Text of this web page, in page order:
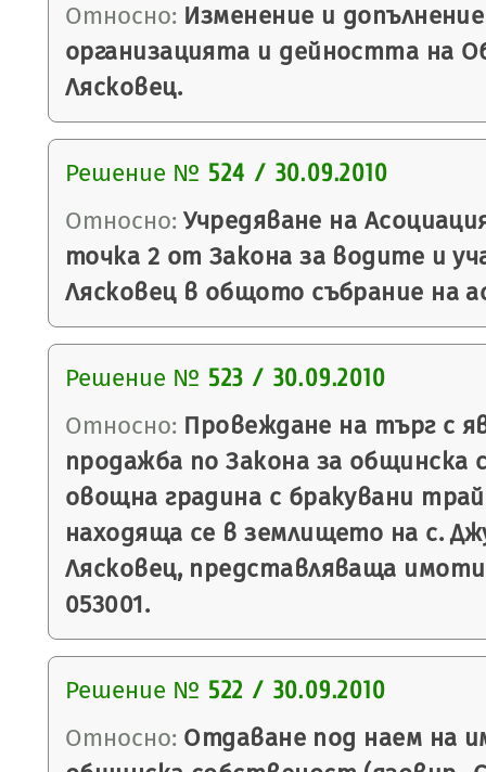
Относно: Изменение и
организацията и дейността на
Лясковец.
Решение № 524 / 30.09.2010
Относно: Учредяване на
точка 2 от Закона за водите и
Лясковец в общото събрание на
Решение № 523 / 30.09.2010
Относно: Провеждане на търг с
продажба по Закона за общинска
овощна градина с бракувани
находяща се в землището на с.
Лясковец, представляваща
053001.
Решение № 522 / 30.09.2010
Относно: Отдаване под наем на